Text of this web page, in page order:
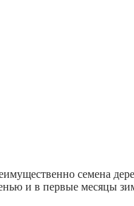
семена
и в первые месяцы